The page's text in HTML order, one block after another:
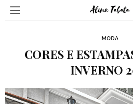
MODA
CORES E
INVERNO